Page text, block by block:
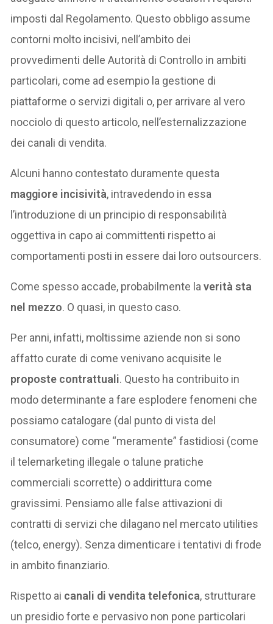
imposti dal Regolamento. Questo obbligo assume
contorni molto incisivi, nell’ambito dei
provvedimenti delle Autorità di Controllo in ambiti
particolari, come ad esempio la gestione di
piattaforme o servizi digitali o, per arrivare al vero
nocciolo di questo articolo, nell’esternalizzazione
dei canali di vendita.
Alcuni hanno contestato duramente questa
maggiore incisività, intravedendo in essa
l’introduzione di un principio di responsabilità
oggettiva in capo ai committenti rispetto ai
comportamenti posti in essere dai loro outsourcers.
Come spesso accade, probabilmente laverità sta
nel mezzo. O quasi, in questo caso.
Per anni, infatti, moltissime aziende non si sono
affatto curate di come venivano acquisite le
proposte contrattuali. Questo ha contribuito in
modo determinante a fare esplodere fenomeni che
possiamo catalogare (dal punto di vista del
consumatore) come “meramente” fastidiosi (come
il telemarketing illegale o talune pratiche
commerciali scorrette) o addirittura come
gravissimi. Pensiamo alle false attivazioni di
contratti di servizi che dilagano nel mercato utilities
(telco, energy). Senza dimenticare i tentativi di frode
in ambito finanziario.
Rispetto ai canali di vendita telefonica, strutturare
un presidio forte e pervasivo non pone particolari